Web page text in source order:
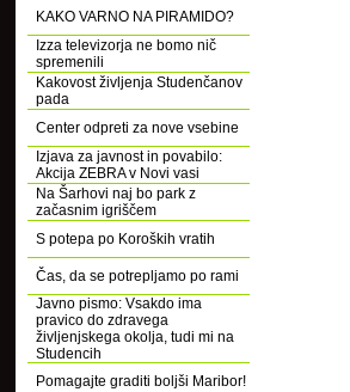
KAKO VARNO NA PIRAMIDO?
Izza televizorja ne bomo nič
spremenili
Kakovost življenja Studenčanov
pada
Center odpreti za nove vsebine
Izjava za javnost in povabilo:
Akcija ZEBRA v Novi vasi
Na Šarhovi naj bo park z
začasnim igriščem
S potepa po Koroških vratih
Čas, da se potrepljamo po rami
Javno pismo: Vsakdo ima
pravico do zdravega
življenjskega okolja, tudi mi na
Studencih
Pomagajte graditi boljši Maribor!